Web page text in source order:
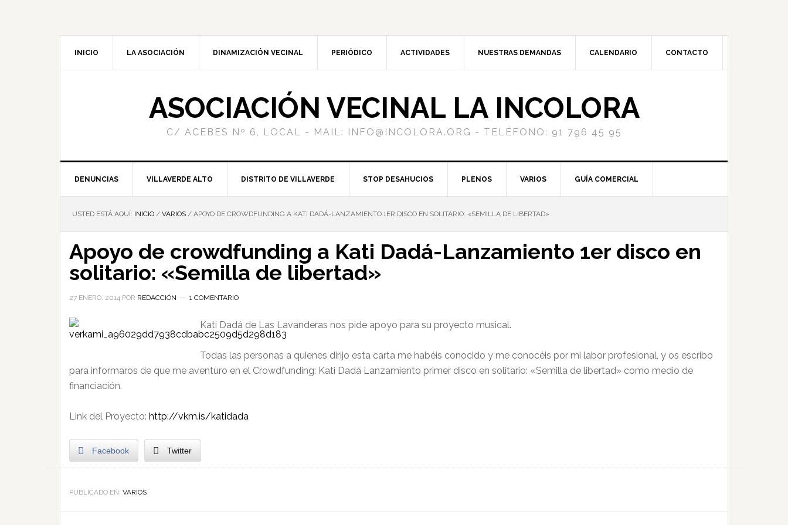
INICIO LA ASOCIACIÓN DINAMIZACIÓN VECINAL PERIÓDICO ACTIVIDADES NUESTRAS DEMANDAS CALENDARIO CONTACTO
ASOCIACIÓN VECINAL LA INCOLORA
C/ ACEBES Nº 6, LOCAL - MAIL: INFO@INCOLORA.ORG - TELÉFONO: 91 796 45 95
DENUNCIAS VILLAVERDE ALTO DISTRITO DE VILLAVERDE STOP DESAHUCIOS PLENOS VARIOS GUÍA COMERCIAL
USTED ESTÁ AQUÍ: INICIO / VARIOS / APOYO DE CROWDFUNDING A KATI DADÁ-LANZAMIENTO 1ER DISCO EN SOLITARIO: «SEMILLA DE LIBERTAD»
Apoyo de crowdfunding a Kati Dadá-Lanzamiento 1er disco en
solitario: «Semilla de libertad»
27 ENERO, 2014 POR REDACCIÓN 1 COMENTARIO
Kati Dadá de Las Lavanderas nos pide apoyo para su proyecto musical.
Todas las personas a quienes dirijo esta carta me habéis conocido y me conocéis por mi labor profesional, y os escribo
para informaros de que me aventuro en el Crowdfunding: Kati Dadá Lanzamiento primer disco en solitario: «Semilla de libertad» como medio de
financiación.
Link del Proyecto: http://vkm.is/katidada
Facebook Twitter
PUBLICADO EN: VARIOS